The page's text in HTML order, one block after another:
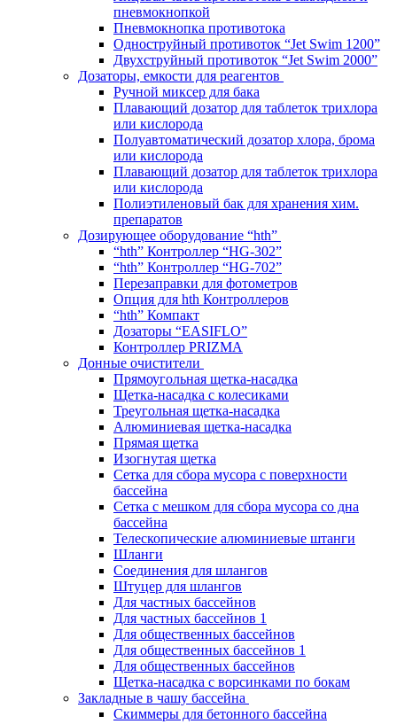
пневмокнопкой
Пневмокнопка противотока
Одноструйный противоток “Jet Swim 1200”
Двухструйный противоток “Jet Swim 2000”
Дозаторы, емкости для реагентов
Ручной миксер для бака
Плавающий дозатор для таблеток трихлора
или кислорода
Полуавтоматический дозатор хлора, брома
или кислорода
Плавающий дозатор для таблеток трихлора
или кислорода
Полиэтиленовый бак для хранения хим.
препаратов
Дозирующее оборудование “hth”
“hth” Контроллер “HG-302”
“hth” Контроллер “HG-702”
Перезаправки для фотометров
Опция для hth Контроллеров
“hth” Компакт
Дозаторы “EASIFLO”
Контроллер PRIZMA
Донные очистители
Прямоугольная щетка-насадка
Щетка-насадка с колесиками
Треугольная щетка-насадка
Алюминиевая щетка-насадка
Прямая щетка
Изогнутая щетка
Сетка для сбора мусора с поверхности
бассейна
Сетка с мешком для сбора мусора со дна
бассейна
Телескопические алюминиевые штанги
Шланги
Соединения для шлангов
Штуцер для шлангов
Для частных бассейнов
Для частных бассейнов 1
Для общественных бассейнов
Для общественных бассейнов 1
Для общественных бассейнов
Щетка-насадка с ворсинками по бокам
Закладные в чашу бассейна
Скиммеры для бетонного бассейна